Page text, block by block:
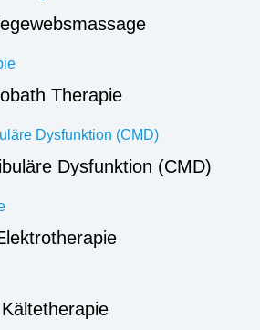
Therapie
Dysfunktion (CMD)
Kältetherapie